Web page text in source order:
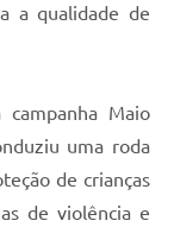
a qualidade de
Maio
uma roda
de crianças
de violência e